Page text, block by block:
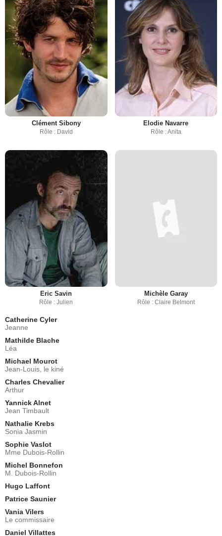
Clément Sibony
Rôle : David
Elodie Navarre
Rôle : Anita
Eric Savin
Rôle : Julien
Michèle Garay
Rôle : Claire Belmont
Catherine Cyler
Jeanne
Mathilde Blache
Léa
Michael Mourot
Jean-Louis, le kiné
Charles Chevalier
Arthur
Yannick Alnet
Jean Timbault
Nathalie Krebs
Sonia Jasmin
Sophie Vaslot
Mme Dubois-Rollin
Michel Bonnefon
M. Dubois-Rollin
Hugo Laffont
Patrice Saunier
Vania Vilers
Le commissaire
Daniel Villattes